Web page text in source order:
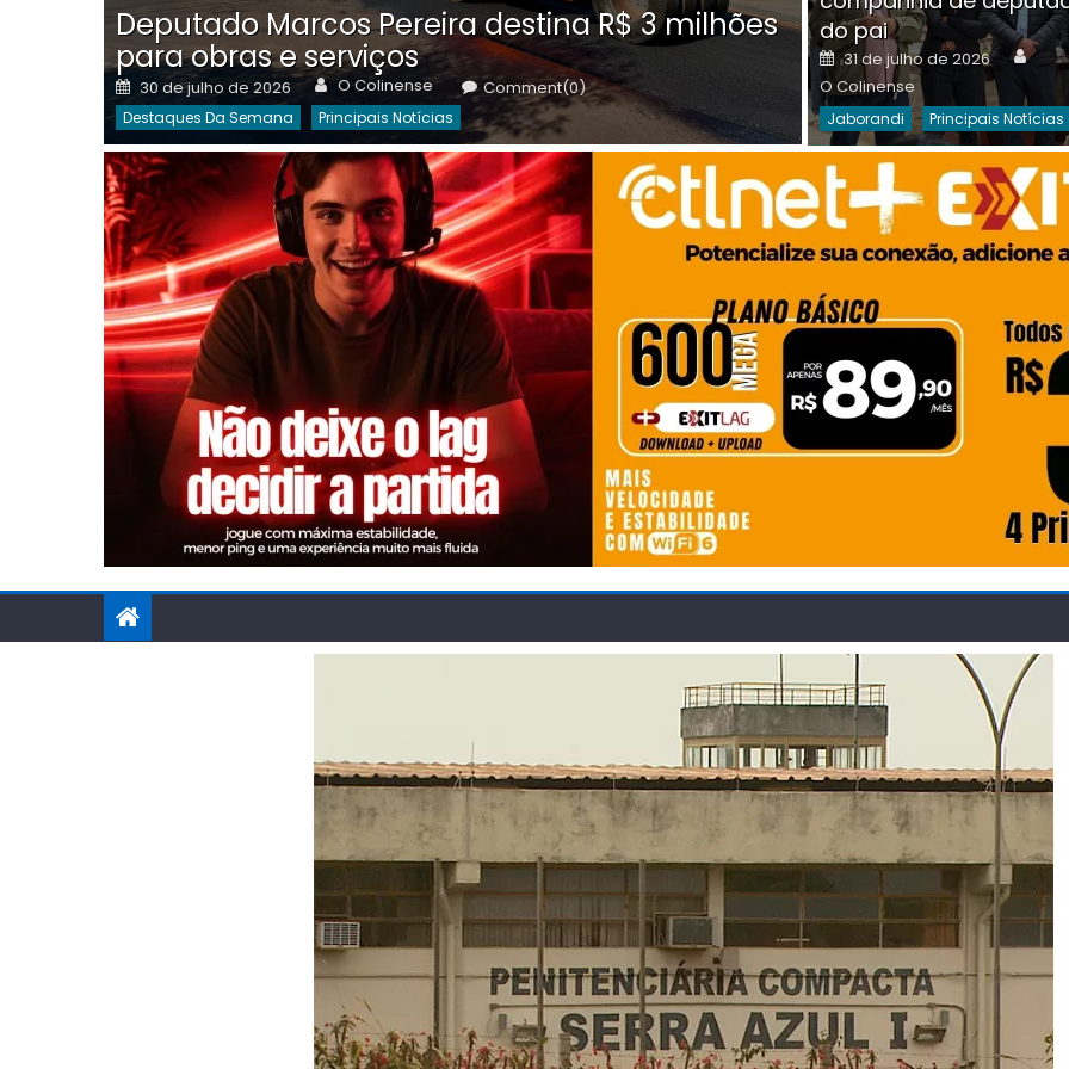
Deputado Marcos Pereira destina R$ 3 milhões
para obras e serviços
Posted
on
30 de julho de 2026 Author
O Colinense Comment(0)
Destaques Da Semana Principais Notícias
on
30 de julho de 2026 O
Destaques Da Semana
do pai
Posted
on
31 de julho de 2026
O Colinense
Jaborandi Principais Notícias